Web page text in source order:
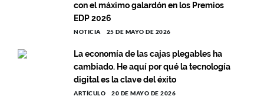
con el máximo galardón en los Premios
EDP 2026
NOTICIA 25 DE MAYO DE 2026
La economía de las cajas plegables ha
cambiado. He aquí por qué la tecnología
digital es la clave del éxito
ARTÍCULO 20 DE MAYO DE 2026